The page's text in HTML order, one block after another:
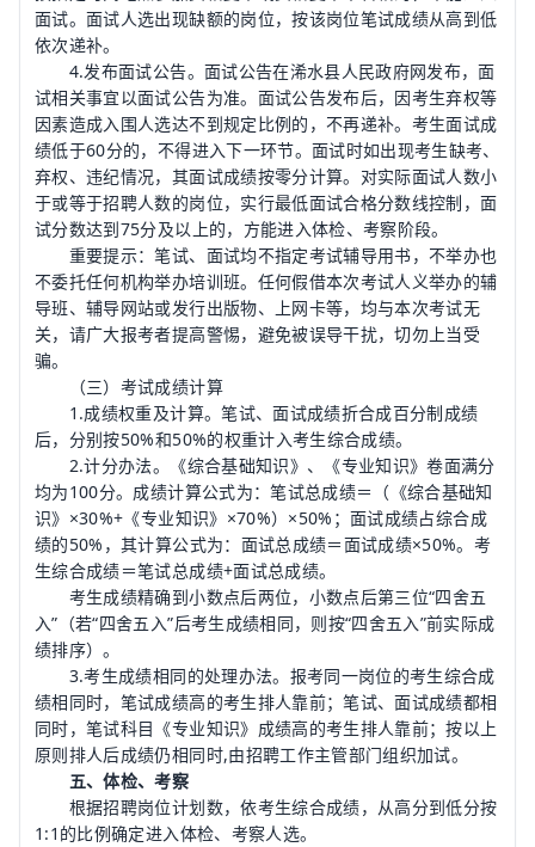
面试。面试人选出现缺额的岗位，按该岗位笔试成绩从高到低
依次递补。
4.发布面试公告。面试公告在浠水县人民政府网发布，面
试相关事宜以面试公告为准。面试公告发布后，因考生弃权等
因素造成入围人选达不到规定比例的，不再递补。考生面试成
绩低于60分的，不得进入下一环节。面试时如出现考生缺考、
弃权、违纪情况，其面试成绩按零分计算。对实际面试人数小
于或等于招聘人数的岗位，实行最低面试合格分数线控制，面
试分数达到75分及以上的，方能进入体检、考察阶段。
重要提示：笔试、面试均不指定考试辅导用书，不举办也
不委托任何机构举办培训班。任何假借本次考试人义举办的辅
导班、辅导网站或发行出版物、上网卡等，均与本次考试无
关，请广大报考者提高警惕，避免被误导干扰，切勿上当受
骗。
（三）考试成绩计算
1.成绩权重及计算。笔试、面试成绩折合成百分制成绩
后，分别按50%和50%的权重计入考生综合成绩。
2.计分办法。《综合基础知识》、《专业知识》卷面满分
均为100分。成绩计算公式为：笔试总成绩＝（《综合基础知
识》×30%+《专业知识》×70%）×50%；面试成绩占综合成
绩的50%，其计算公式为：面试总成绩＝面试成绩×50%。考
生综合成绩＝笔试总成绩+面试总成绩。
考生成绩精确到小数点后两位，小数点后第三位“四舍五
入”（若“四舍五入”后考生成绩相同，则按“四舍五入”前实际成
绩排序）。
3.考生成绩相同的处理办法。报考同一岗位的考生综合成
绩相同时，笔试成绩高的考生排人靠前；笔试、面试成绩都相
同时，笔试科目《专业知识》成绩高的考生排人靠前；按以上
原则排人后成绩仍相同时,由招聘工作主管部门组织加试。
五、体检、考察
根据招聘岗位计划数，依考生综合成绩，从高分到低分按
1:1的比例确定进入体检、考察人选。